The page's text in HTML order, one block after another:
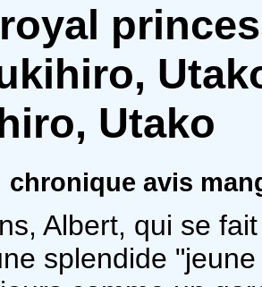
Utako
chronique avis
Albert, qui se
splendide